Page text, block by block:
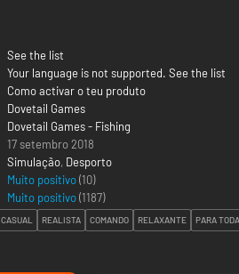
See the list
Your language is not supported. See the list
Como activar o teu produto
Dovetail Games
Dovetail Games - Fishing
17 setembro 2018
Simulação, Desporto
Muito positivo(10)
Muito positivo(1187)
CASUAL REALISTA COMANDO RELAXANTE PARA